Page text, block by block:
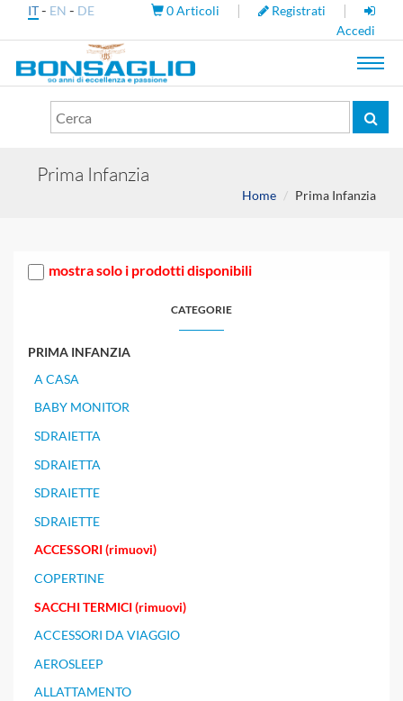
IT- EN - DE 0Articoli | Registrati |
Accedi
Prima Infanzia
Home Prima Infanzia
mostra solo i prodotti disponibili
CATEGORIE
PRIMA INFANZIA
A CASA
BABY MONITOR
SDRAIETTA
SDRAIETTA
SDRAIETTE
SDRAIETTE
ACCESSORI (rimuovi)
COPERTINE
SACCHI TERMICI (rimuovi)
ACCESSORI DA VIAGGIO
AEROSLEEP
ALLATTAMENTO